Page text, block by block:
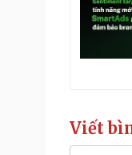
Viết